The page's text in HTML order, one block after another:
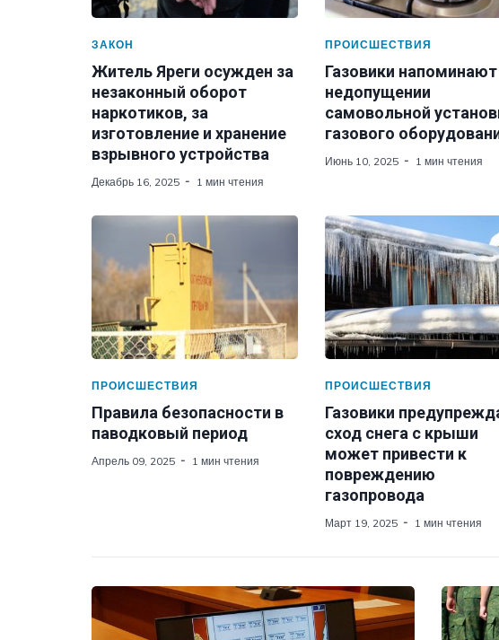
ЗАКОН
Житель Яреги осужден за
незаконный оборот
наркотиков, за
изготовление и хранение
взрывного устройства
Декабрь 16, 2025 1 мин чтения
ПРОИСШЕСТВИЯ
Газовики
недопущении
самовольной
газового
Июнь 10, 2025 1 мин чтения
ПРОИСШЕСТВИЯ
Правила безопасности в
паводковый период
Апрель 09, 2025 1 мин чтения
ПРОИСШЕСТВИЯ
Газовики
сход снега с крыши
может привести к
повреждению
газопровода
Март 19, 2025 1 мин чтения